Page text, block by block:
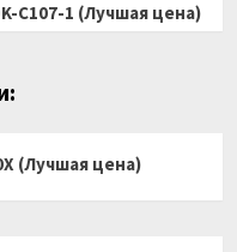
C107-1 (Лучшая цена)
(Лучшая цена)